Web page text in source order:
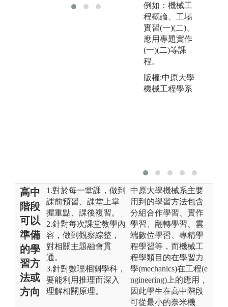
例如：機械工
程概論、工場
實習(一)(二)、
應用專題實作
(一)(二)等課
程。
版權:中原大學
機械工程學系
高中
階段
可以
準備
的學
習方
法或
方向
1.對於每一堂課，做到
課前預習、課堂上掌
握重點、課後複習。
2.針對每次課堂教學內
容，做到觀察綜整，
對相關主題融會貫
通。
3.針對數理相關學科，
要能利用推理而深入
理解相關原理。
中原大學機械系主要
用到的學習方法包含
分組合作學習、實作
學習、翻轉學習、雲
端數位學習、專精學
程學習等，而機械工
程學類目的在學習力
學(mechanics)在工程(e
ngineering)上的應用，
因此學生在高中階段
可從最小的奈米機